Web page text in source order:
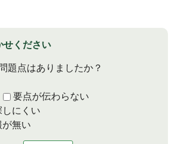
せください
題点はありましたか？
要点が伝わらない
にくい
が無い